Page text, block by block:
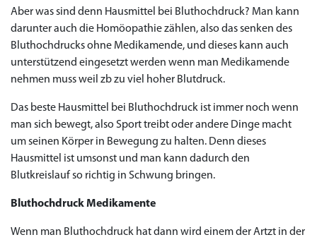
Aber was sind denn Hausmittel bei Bluthochdruck? Man kann
darunter auch die Homöopathie zählen, also das senken des
Bluthochdrucks ohne Medikamende, und dieses kann auch
unterstützend eingesetzt werden wenn man Medikamende
nehmen muss weil zb zu viel hoher Blutdruck.
Das beste Hausmittel bei Bluthochdruck ist immer noch wenn
man sich bewegt, also Sport treibt oder andere Dinge macht
um seinen Körper in Bewegung zu halten. Denn dieses
Hausmittel ist umsonst und man kann dadurch den
Blutkreislauf so richtig in Schwung bringen.
Bluthochdruck Medikamente
Wenn man Bluthochdruck hat dann wird einem der Artzt in der